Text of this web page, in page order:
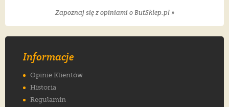
Zapoznaj się z opiniami o ButSklep.pl »
Informacje
Opinie Klientów
Historia
Regulamin